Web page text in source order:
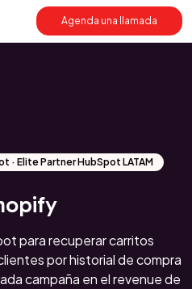
Agenda una llamada
· Elite Partner HubSpot LATAM
para recuperar carritos
por historial de compra
campaña en el revenue de